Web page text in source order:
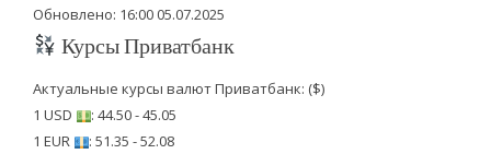
Обновлено: 16:00 05.07.2025
Курсы Приватбанк
Актуальные курсы валют Приватбанк: ($)
1 USD
: 44.50 - 45.05
1 EUR
: 51.35 - 52.08